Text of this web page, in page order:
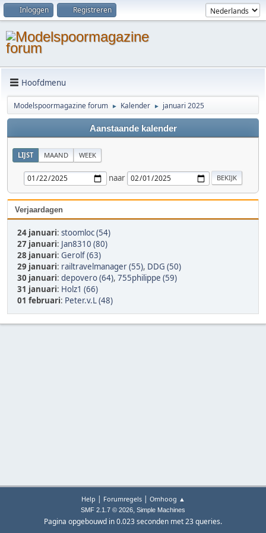
Inloggen Registreren
Hoofdmenu
Modelspoormagazine forum ► Kalender ► januari 2025
Aanstaande kalender
LIJST MAAND WEEK
naar
Verjaardagen
24 januari: stoomloc (54)
27 januari: Jan8310 (80)
28 januari: Gerolf (63)
29 januari: railtravelmanager (55), DDG (50)
30 januari: depovero (64), 755philippe (59)
31 januari: Holz1 (66)
01 februari: Peter.v.L (48)
Help | Forumregels| Omhoog ▲
SMF 2.1.7 © 2026, Simple Machines
Pagina opgebouwd in 0.023 seconden met 23 queries.